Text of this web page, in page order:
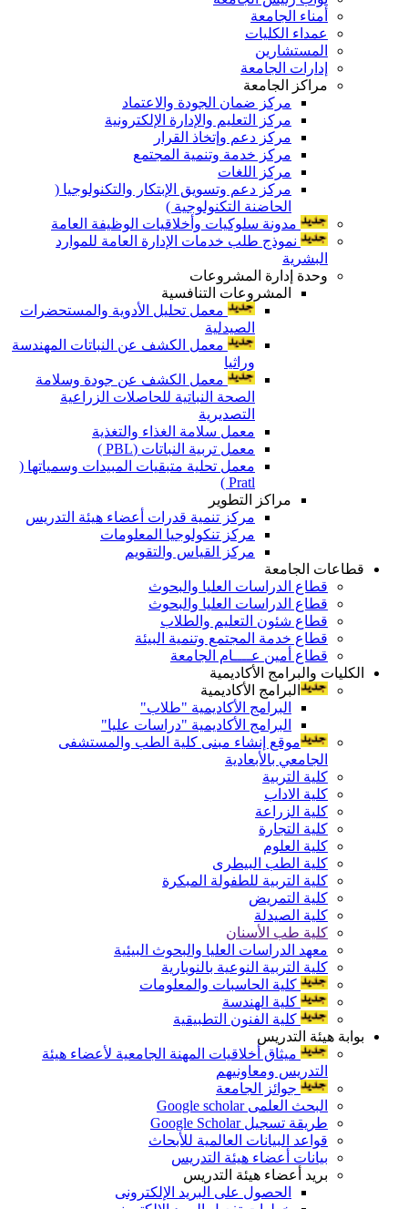
أمناء الجامعة
عمداء الكليات
المستشارين
إدارات الجامعة
مراكز الجامعة
مركز ضمان الجودة والاعتماد
مركز التعليم والإدارة الإلكترونية
مركز دعم وإتخاذ القرار
مركز خدمة وتنمية المجتمع
مركز اللغات
مركز دعم وتسويق الإبتكار والتكنولوجيا (
الحاضنة التكنولوجية )
مدونة سلوكيات وأخلاقيات الوظيفة العامة
نموذج طلب خدمات الإدارة العامة للموارد
البشرية
وحدة إدارة المشروعات
المشروعات التنافسية
معمل تحليل الأدوية والمستحضرات
الصيدلية
معمل الكشف عن النباتات المهندسة
وراثيا
معمل الكشف عن جودة وسلامة
الصحة النباتية للحاصلات الزراعية
التصديرية
معمل سلامة الغذاء والتغذية
معمل تربية النباتات (PBL )
معمل تحلية متبقيات المبيدات وسمياتها (
Pratl )
مراكز التطوير
مركز تنمية قدرات أعضاء هيئة التدريس
مركز تنكولوجيا المعلومات
مركز القياس والتقويم
قطاعات الجامعة
قطاع الدراسات العليا والبحوث
قطاع الدراسات العليا والبحوث
قطاع شئون التعليم والطلاب
قطاع خدمة المجتمع وتنمية البيئة
قطاع أمين عــــام الجامعة
الكليات والبرامج الأكاديمية
البرامج الأكاديمية
البرامج الأكاديمية "طلاب"
البرامج الأكاديمية "دراسات عليا"
موقع إنشاء مبنى كلية الطب والمستشفى
الجامعي بالأبعادية
كلية التربية
كلية الاداب
كلية الزراعة
كلية التجارة
كلية العلوم
كلية الطب البيطرى
كلية التربية للطفولة المبكرة
كلية التمريض
كلية الصيدلة
كلية طب الأسنان
معهد الدراسات العليا والبحوث البيئية
كلية التربية النوعية بالنوبارية
كلية الحاسبات والمعلومات
كلية الهندسة
كلية الفنون التطبيقية
بوابة هيئة التدريس
ميثاق أخلاقيات المهنة الجامعية لأعضاء هيئة
التدريس ومعاونيهم
جوائز الجامعة
البحث العلمى Google scholar
طريقة تسجيل Google Scholar
قواعد البيانات العالمية للأبحاث
بيانات أعضاء هيئة التدريس
بريد أعضاء هيئة التدريس
الحصول على البريد الإلكترونى